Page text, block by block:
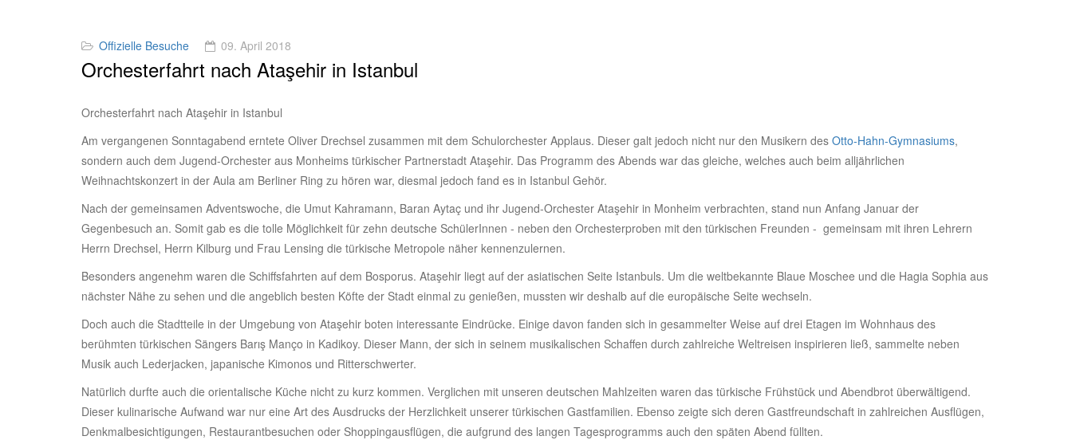
Offizielle Besuche 09. April 2018
Orchesterfahrt nach Ataşehir in Istanbul
Orchesterfahrt nach Ataşehir in Istanbul
Am vergangenen Sonntagabend erntete Oliver Drechsel zusammen mit dem Schulorchester Applaus. Dieser galt jedoch nicht nur den Musikern des Otto-Hahn-Gymnasiums,
sondern auch dem Jugend-Orchester aus Monheims türkischer Partnerstadt Ataşehir. Das Programm des Abends war das gleiche, welches auch beim alljährlichen
Weihnachtskonzert in der Aula am Berliner Ring zu hören war, diesmal jedoch fand es in Istanbul Gehör.
Nach der gemeinsamen Adventswoche, die Umut Kahramann, Baran Aytaç und ihr Jugend-Orchester Ataşehir in Monheim verbrachten, stand nun Anfang Januar der
Gegenbesuch an. Somit gab es die tolle Möglichkeit für zehn deutsche SchülerInnen - neben den Orchesterproben mit den türkischen Freunden - gemeinsam mit ihren Lehrern
Herrn Drechsel, Herrn Kilburg und Frau Lensing die türkische Metropole näher kennenzulernen.
Besonders angenehm waren die Schiffsfahrten auf dem Bosporus. Ataşehir liegt auf der asiatischen Seite Istanbuls. Um die weltbekannte Blaue Moschee und die Hagia Sophia aus
nächster Nähe zu sehen und die angeblich besten Köfte der Stadt einmal zu genießen, mussten wir deshalb auf die europäische Seite wechseln.
Doch auch die Stadtteile in der Umgebung von Ataşehir boten interessante Eindrücke. Einige davon fanden sich in gesammelter Weise auf drei Etagen im Wohnhaus des
berühmten türkischen Sängers Barış Manço in Kadikoy. Dieser Mann, der sich in seinem musikalischen Schaffen durch zahlreiche Weltreisen inspirieren ließ, sammelte neben
Musik auch Lederjacken, japanische Kimonos und Ritterschwerter.
Natürlich durfte auch die orientalische Küche nicht zu kurz kommen. Verglichen mit unseren deutschen Mahlzeiten waren das türkische Frühstück und Abendbrot überwältigend.
Dieser kulinarische Aufwand war nur eine Art des Ausdrucks der Herzlichkeit unserer türkischen Gastfamilien. Ebenso zeigte sich deren Gastfreundschaft in zahlreichen Ausflügen,
Denkmalbesichtigungen, Restaurantbesuchen oder Shoppingausflügen, die aufgrund des langen Tagesprogramms auch den späten Abend füllten.